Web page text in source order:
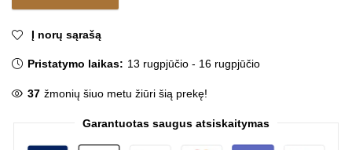
Į norų sąrašą
Pristatymo laikas: 13 rugpjūčio - 16 rugpjūčio
37 žmonių šiuo metu žiūri šią prekę!
Garantuotas saugus atsiskaitymas